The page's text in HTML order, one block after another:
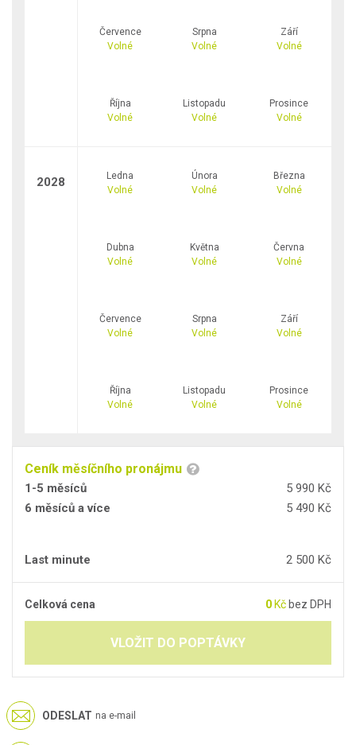
Července
Volné
Srpna
Volné
Září
Volné
Října
Volné
Listopadu
Volné
Prosince
Volné
2028
Ledna
Volné
Února
Volné
Března
Volné
Dubna
Volné
Května
Volné
Června
Volné
Července
Volné
Srpna
Volné
Září
Volné
Října
Volné
Listopadu
Volné
Prosince
Volné
Ceník měsíčního pronájmu
1-5 měsíců
5 990 Kč
6 měsíců a více
5 490 Kč
Last minute 2 500 Kč
Celková cena 0 Kč bez DPH
VLOŽIT DO POPTÁVKY
ODESLAT na e-mail